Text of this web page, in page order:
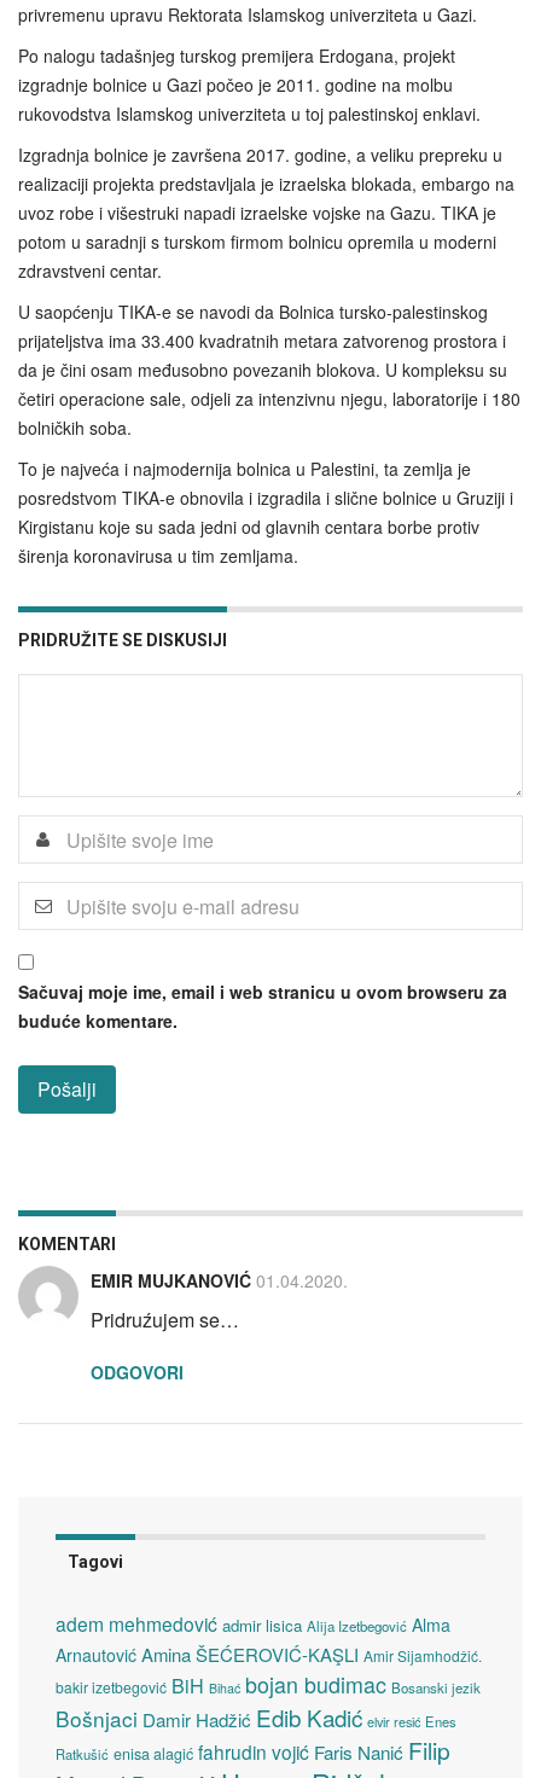
privremenu upravu Rektorata Islamskog univerziteta u Gazi.
Po nalogu tadašnjeg turskog premijera Erdogana, projekt
izgradnje bolnice u Gazi počeo je 2011. godine na molbu
rukovodstva Islamskog univerziteta u toj palestinskoj enklavi.
Izgradnja bolnice je završena 2017. godine, a veliku prepreku u
realizaciji projekta predstavljala je izraelska blokada, embargo na
uvoz robe i višestruki napadi izraelske vojske na Gazu. TIKA je
potom u saradnji s turskom firmom bolnicu opremila u moderni
zdravstveni centar.
U saopćenju TIKA-e se navodi da Bolnica tursko-palestinskog
prijateljstva ima 33.400 kvadratnih metara zatvorenog prostora i
da je čini osam međusobno povezanih blokova. U kompleksu su
četiri operacione sale, odjeli za intenzivnu njegu, laboratorije i 180
bolničkih soba.
To je najveća i najmodernija bolnica u Palestini, ta zemlja je
posredstvom TIKA-e obnovila i izgradila i slične bolnice u Gruziji i
Kirgistanu koje su sada jedni od glavnih centara borbe protiv
širenja koronavirusa u tim zemljama.
PRIDRUŽITE SE DISKUSIJI
Sačuvaj moje ime, email i web stranicu u ovom browseru za
buduće komentare.
KOMENTARI
EMIR MUJKANOVIĆ 01.04.2020.
Pridruźujem se…
ODGOVORI
Tagovi
adem mehmedović admir lisica Alija Izetbegović Alma
Arnautović Amina ŠEĆEROVIĆ-KAŞLI Amir Sijamhodžić.
bakir izetbegović BiH Bihać bojan budimac Bosanski jezik
Bošnjaci Damir Hadžić Edib Kadić elvir resić Enes
Ratkušić enisa alagić fahrudin vojić Faris Nanić Filip